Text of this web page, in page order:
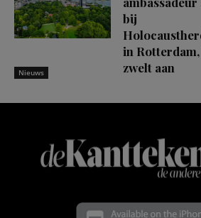
Nieuws
bij
in
zwelt aan